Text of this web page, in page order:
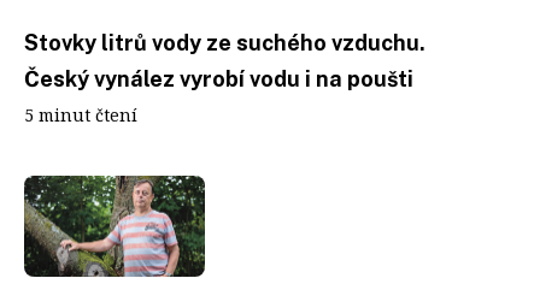
Stovky litrů vody ze suchého vzduchu.
Český vynález vyrobí vodu i na poušti
5 minut čtení